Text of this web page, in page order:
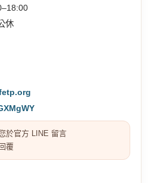
休
於官方 LINE 留言
覆